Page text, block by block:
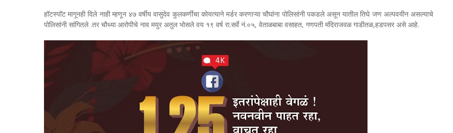
हॉटस्पॉट मागूनही दिले नाही म्हणून ४७ वर्षीय वासुदेव कुलकर्णींचा कोयत्याने मर्डर करणाऱ्या चौघांना पोलिसांनी पकडले असून यातील तिघे जण अल्पवयीन असल्याचे
पोलिसांनी सांगितले .तर चौथ्या आरोपीचे नाव मयुर अतुल भोसले वय १९ वर्ष रा.सर्वे नं.०५, वेताळबाबा वसाहत, गणपती मंदिराजवळ गाडीतळ,हडपसर असे आहे.